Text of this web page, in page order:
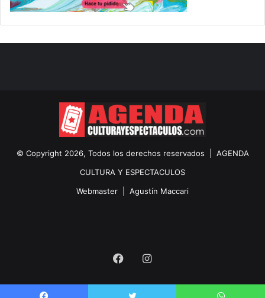
© Copyright 2026, Todos los derechos reservados | AGENDA
CULTURA Y ESPECTACULOS
Webmaster | Agustín Maccari